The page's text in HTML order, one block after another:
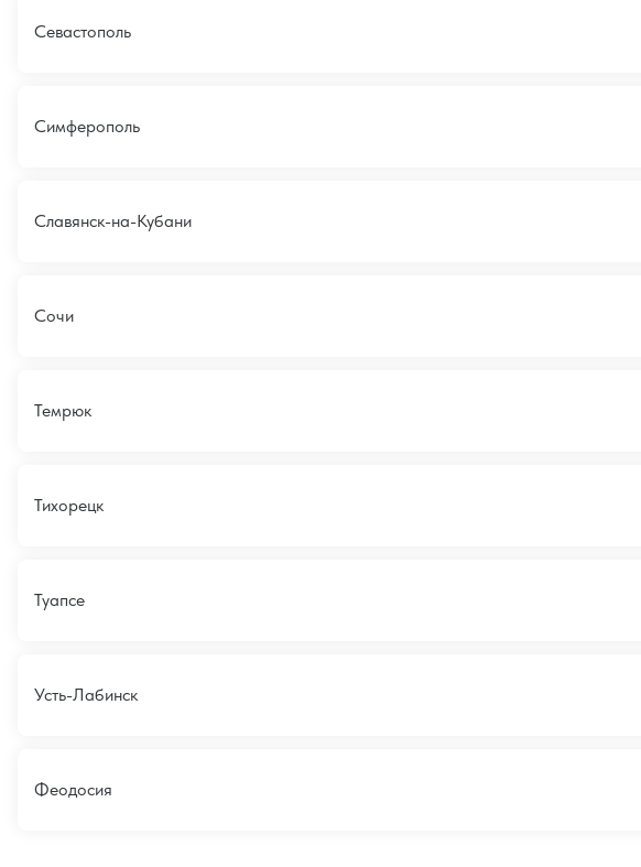
Севастополь
Симферополь
Славянск-на-Кубани
Сочи
Темрюк
Тихорецк
Туапсе
Усть-Лабинск
Феодосия